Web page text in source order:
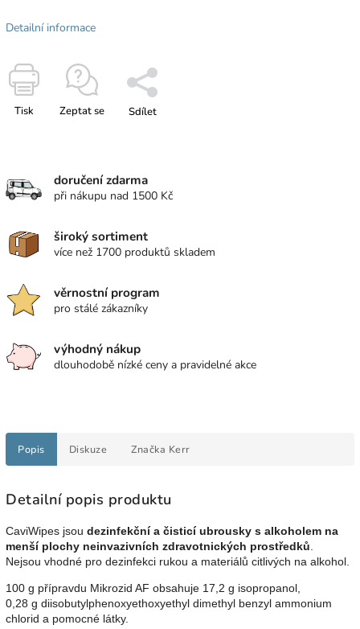
Detailní informace
Tisk Zeptat se Sdílet
doručení zdarma
při nákupu nad 1500 Kč
široký sortiment
více než 1700 produktů skladem
věrnostní program
pro stálé zákazníky
výhodný nákup
dlouhodobě nízké ceny a pravidelné akce
Popis Diskuze Značka Kerr
Detailní popis produktu
CaviWipes jsou dezinfekční a čisticí ubrousky s alkoholem na
menší plochy neinvazivních zdravotnických prostředků.
Nejsou vhodné pro dezinfekci rukou a materiálů citlivých na alkohol.
100 g přípravdu Mikrozid AF obsahuje 17,2 g isopropanol,
0,28 g diisobutylphenoxyethoxyethyl dimethyl benzyl ammonium
chlorid a pomocné látky.